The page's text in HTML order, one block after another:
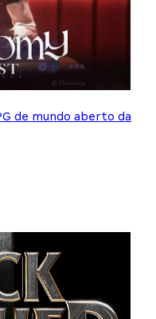
de mundo aberto da